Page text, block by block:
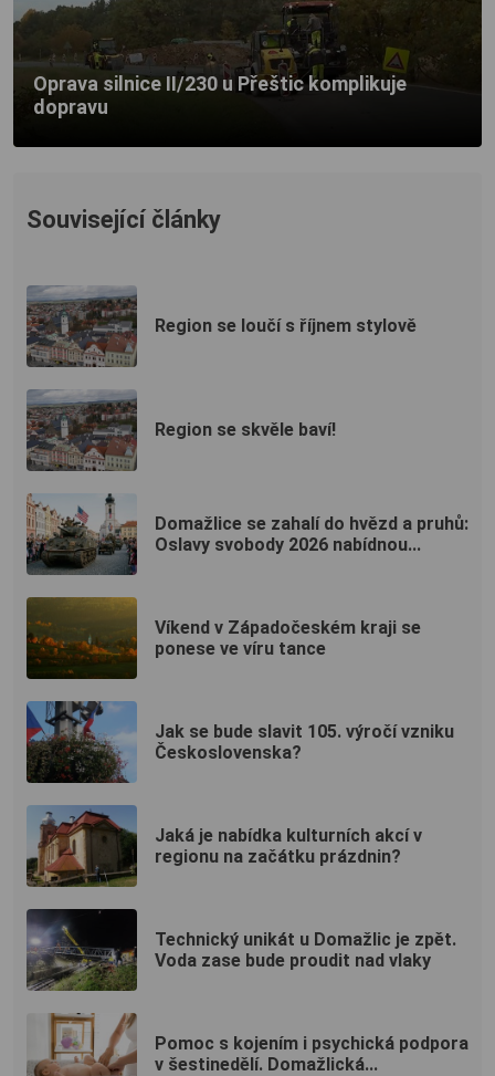
Oprava silnice II/230 u Přeštic komplikuje
dopravu
Související články
Region se loučí s říjnem stylově
Region se skvěle baví!
Domažlice se zahalí do hvězd a pruhů:
Oslavy svobody 2026 nabídnou...
Víkend v Západočeském kraji se
ponese ve víru tance
Jak se bude slavit 105. výročí vzniku
Československa?
Jaká je nabídka kulturních akcí v
regionu na začátku prázdnin?
Technický unikát u Domažlic je zpět.
Voda zase bude proudit nad vlaky
Pomoc s kojením i psychická podpora
v šestinedělí. Domažlická...